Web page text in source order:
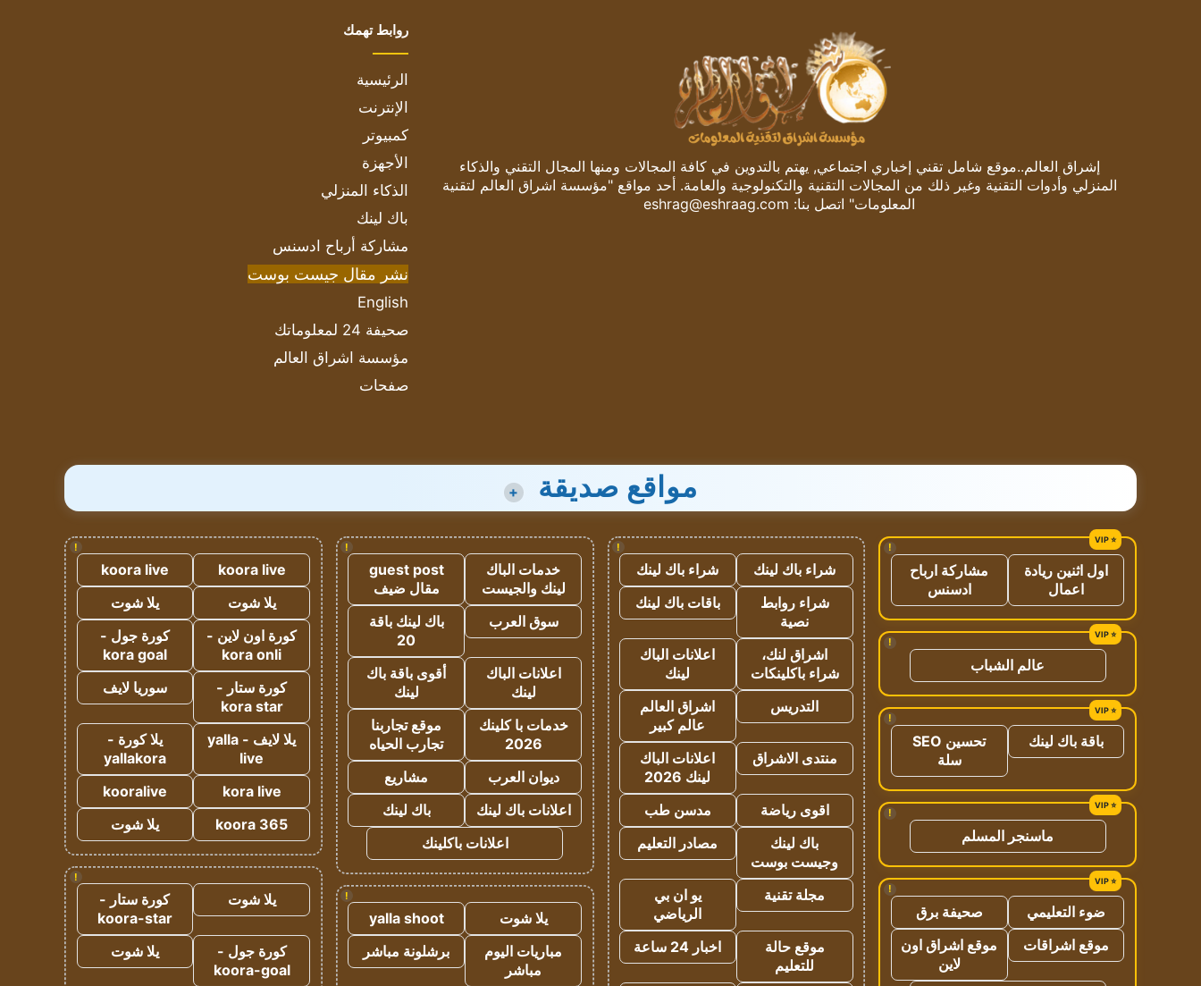
إشراق العالم..موقع شامل تقني إخباري اجتماعي, يهتم بالتدوين في كافة المجالات ومنها المجال التقني والذكاء
المنزلي وأدوات التقنية وغير ذلك من المجالات التقنية والتكنولوجية والعامة. أحد مواقع "مؤسسة اشراق العالم لتقنية
المعلومات" اتصل بنا: eshrag@eshraag.com
روابط تهمك
الرئيسية
الإنترنت
كمبيوتر
الأجهزة
الذكاء المنزلي
باك لينك
مشاركة أرباح ادسنس
نشر مقال جيست بوست
English
صحيفة 24 لمعلوماتك
مؤسسة اشراق العالم
صفحات
مواقع صديقة +
!
اول اثنين ريادة
اعمال
مشاركة ارباح
ادسنس
!
عالم الشباب
!
باقة باك لينك
تحسين SEO
سلة
!
ماسنجر المسلم
!
ضوء التعليمي
صحيفة برق
موقع اشراقات
موقع اشراق اون
لاين
!
شراء باك لينك
شراء باك لينك
شراء روابط
نصية
باقات باك لينك
اشراق لنك،
شراء باكلينكات
اعلانات الباك
لينك
التدريس
اشراق العالم
عالم كبير
منتدى الاشراق
اعلانات الباك
لينك 2026
اقوى رياضة
مدسن طب
باك لينك
وجيست بوست
مصادر التعليم
مجلة تقنية
يو ان بي
الرياضي
موقع حالة
للتعليم
اخبار 24 ساعة
!
خدمات الباك
لينك والجيست
guest post
مقال ضيف
سوق العرب
باك لينك باقة
20
اعلانات الباك
لينك
أقوى باقة باك
لينك
خدمات با كلينك
2026
موقع تجاربنا
تجارب الحياه
ديوان العرب
مشاريع
اعلانات باك لينك
باك لينك
اعلانات باكلينك
!
يلا شوت
yalla shoot
مباريات اليوم
مباشر
برشلونة مباشر
!
koora live
koora live
يلا شوت
يلا شوت
كورة اون لاين -
kora onli
كورة جول -
kora goal
كورة ستار -
kora star
سوريا لايف
يلا لايف - yalla
live
يلا كورة -
yallakora
kora live
kooralive
koora 365
يلا شوت
!
يلا شوت
كورة ستار -
koora-star
كورة جول -
koora-goal
يلا شوت